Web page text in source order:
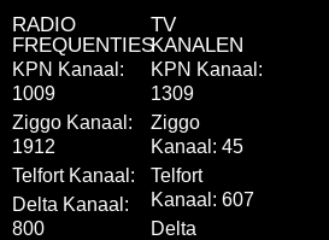
RADIO
FREQUENTIES
KPN Kanaal:
1009
Ziggo Kanaal:
1912
Telfort Kanaal:
Delta Kanaal:
800
TV
KANALEN
KPN Kanaal:
1309
Ziggo
Kanaal: 45
Telfort
Kanaal: 607
Delta